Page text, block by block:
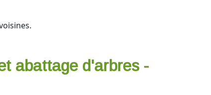
abattage d'arbres -